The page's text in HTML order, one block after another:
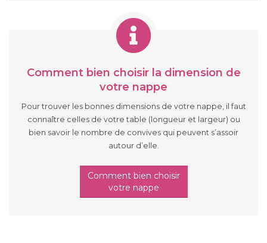
Comment bien choisir la dimension de
votre nappe
Pour trouver les bonnes dimensions de votre nappe, il faut
connaître celles de votre table (longueur et largeur) ou
bien savoir le nombre de convives qui peuvent s’assoir
autour d’elle.
Comment bien choisir
votre nappe